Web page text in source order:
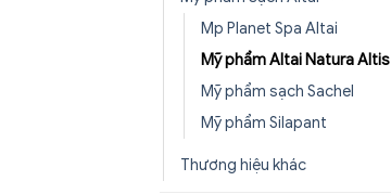
Mp Planet Spa Altai
Mỹ phẩm Altai Natura Altis
Mỹ phẩm sạch Sachel
Mỹ phẩm Silapant
Thương hiệu khác